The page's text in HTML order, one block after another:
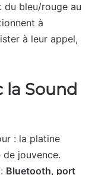
du bleu/rouge au
à
à leur appel,
la Sound
: la platine
jouvence.
Bluetooth, port